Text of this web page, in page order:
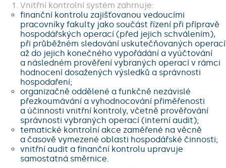
Vnitřní kontrolní systém zahrnuje:
finanční kontrolu zajišťovanou vedoucími
pracovníky fakulty jako součást řízení při přípravě
hospodářských operací (před jejich schválením),
při průběžném sledování uskutečňovaných operací
až do jejich konečného vypořádání a vyúčtování
a následném prověření vybraných operací v rámci
hodnocení dosažených výsledků a správnosti
hospodaření;
organizačně oddělené a funkčně nezávislé
přezkoumávání a vyhodnocování přiměřenosti
a účinnosti vnitřní kontroly, včetně prověřování
správnosti vybraných operací (interní audit);
tematické kontrolní akce zaměřené na věcně
a časově vymezené oblasti hospodářské činnosti;
vnitřní audit a finanční kontrolu upravuje
samostatná směrnice.